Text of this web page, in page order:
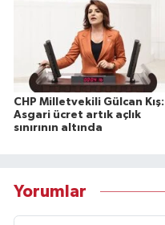
CHP Milletvekili Gülcan Kış:
Asgari ücret artık açlık
sınırının altında
Yorumlar